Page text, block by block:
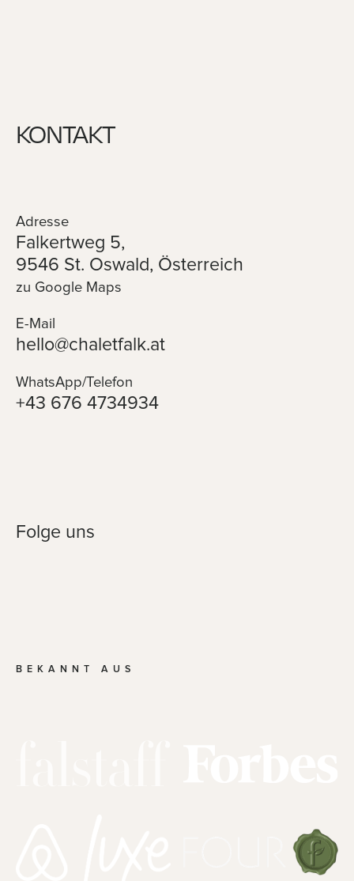
KONTAKT
Adresse
Falkertweg 5,
9546 St. Oswald, Österreich
zu Google Maps
E-Mail
hello@chaletfalk.at
WhatsApp/Telefon
+43 676 4734934
Folge uns
BEKANNT AUS